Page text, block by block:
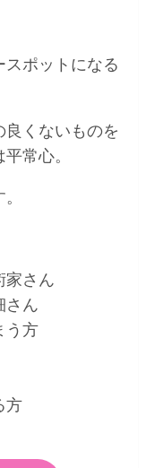
スポットになる
くないものを
常心。
家さん
さん
う方
方